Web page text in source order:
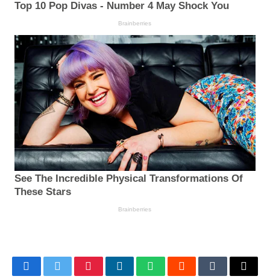
FacebookTwitterPinterestLinkedInWhatsAppRedditTumblrEmail